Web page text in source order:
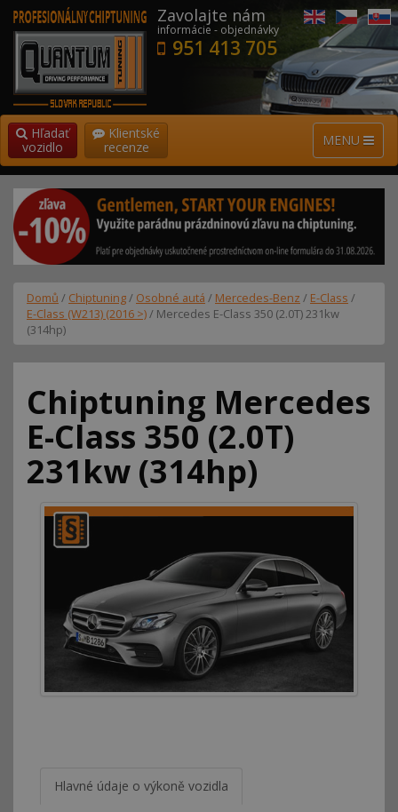
Zavolajte nám
informácie - objednávky
951 413 705
MENU
Hľadať
vozidlo
Klientské
recenze
Domů / Chiptuning/ Osobné autá / Mercedes-Benz / E-Class /
E-Class (W213) (2016 >)/ Mercedes E-Class 350 (2.0T) 231kw
(314hp)
Chiptuning Mercedes
E-Class 350 (2.0T)
231kw (314hp)
Hlavné údaje o výkoně vozidla